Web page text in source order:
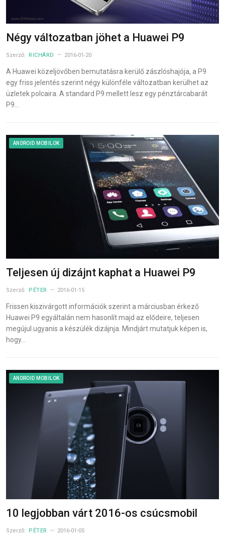
Négy változatban jöhet a Huawei P9
Szerző: RICHÁRD 2016-01-20
A Huawei közeljövőben bemutatásra kerülő zászlóshajója, a P9
egy friss jelentés szerint négy különféle változatban kerülhet az
üzletek polcaira. A standard P9 mellett lesz egy pénztárcabarát
P9…
ANDROID MOBILOK
Teljesen új dizájnt kaphat a Huawei P9
Szerző: PÉTER 2016-01-15
Frissen kiszivárgott információk szerint a márciusban érkező
Huawei P9 egyáltalán nem hasonlít majd az elődeire, teljesen
megújul ugyanis a készülék dizájnja. Mindjárt mutatjuk képen is,
hogy…
ANDROID MOBILOK
10 legjobban várt 2016-os csúcsmobil
Szerző: PÉTER 2016-01-05